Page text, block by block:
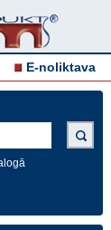
E-noliktava